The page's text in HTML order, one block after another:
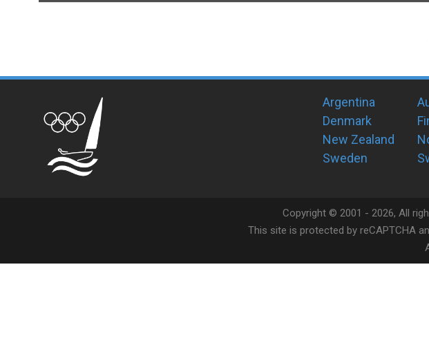
Argentina
Denmark
New Zealand
Sweden
Copyright © 2001 - 2026, All
This site is protected by reCAPTCHA